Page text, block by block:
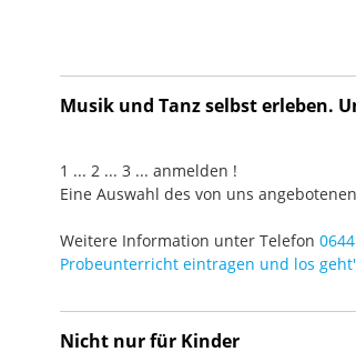
Musik und Tanz selbst erleben.
1 ... 2 ... 3 ... anmelden !
Eine Auswahl des von uns
Weitere Information unter Telefon
Probeunterricht eintragen und los
Nicht nur für Kinder